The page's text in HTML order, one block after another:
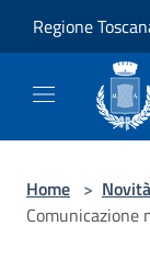
Regione
Home > Novità
Comunicazione